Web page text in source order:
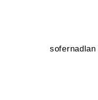
sofernadlan